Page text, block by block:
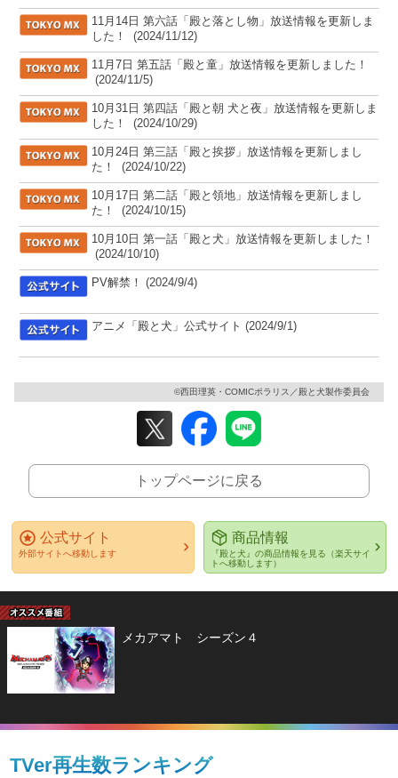
[TOKYO MX]
11月14日 第六話「殿と落とし物」放送情報を更新しま
した！
(2024/11/12)
[TOKYO MX]
11月7日 第五話「殿と童」放送情報を更新しました！
(2024/11/5)
[TOKYO MX]
10月31日 第四話「殿と朝 犬と夜」放送情報を更新しま
した！
(2024/10/29)
[TOKYO MX]
10月24日 第三話「殿と挨拶」放送情報を更新しまし
た！
(2024/10/22)
[TOKYO MX]
10月17日 第二話「殿と領地」放送情報を更新しまし
た！
(2024/10/15)
[TOKYO MX]
10月10日 第一話「殿と犬」放送情報を更新しました！
(2024/10/10)
[公式サイト]
PV解禁！ (2024/9/4)
[公式サイト]
アニメ「殿と犬」公式サイト (2024/9/1)
©西田理英・COMICポラリス／殿と犬製作委員会
トップページに戻る
公式サイト
外部サイトへ移動します
商品情報
『殿と犬』の商品情報を見る（楽天サイ
トへ移動します）
メカアマト シーズン４
TVer再生数ランキング